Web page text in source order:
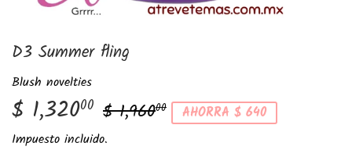
D3 Summer fling
Blush novelties
$ 1,32000 $ 1,96000 Precio
$
Precio
$ AHORRA $ 640
Impuesto incluido.